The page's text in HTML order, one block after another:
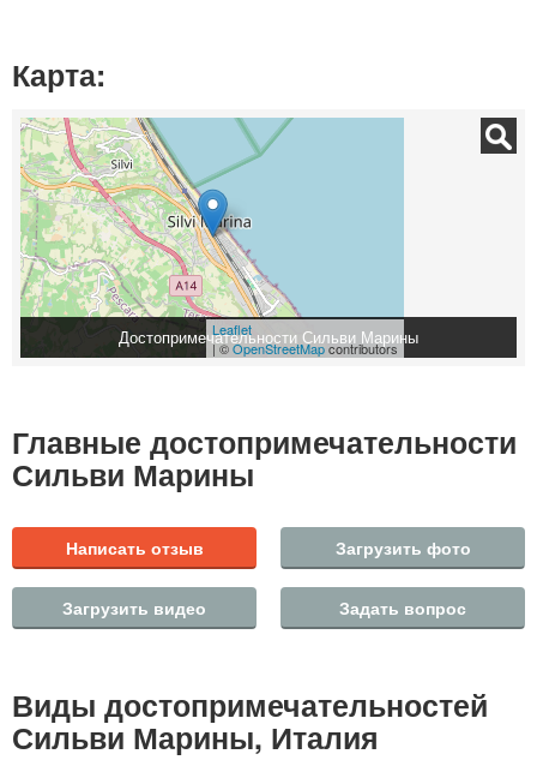
Карта:
Leaflet
| ©OpenStreetMapcontributors
Достопримечательности Сильви Марины
Главные достопримечательности
Сильви Марины
Написать отзыв Загрузить фото
Загрузить видео Задать вопрос
Виды достопримечательностей
Сильви Марины, Италия